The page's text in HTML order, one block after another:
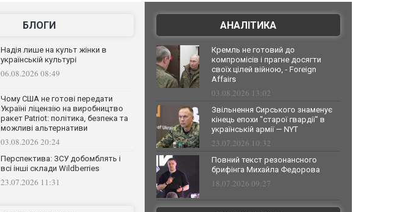
БЛОГИ
Надія лише на культ жінки в
українській культурі
06.08.2026 08:49
Чому США не готові передати
Україні ліцензію на виробництво
ракет Patriot: політика, безпека та
можливі альтернативи
03.08.2026 20:24
Перспектива: ЗСУ добомблять і
всі інші склади Wildberries
23.07.2026 11:31
АНАЛІТИКА
Кремль не готовий до
компромісів і прагне досягти
своїх цілей війною, - Foreign
Affairs
03.08.2026 13:02
Звільнення Сирського знаменує
кінець епохи "старої гвардії" в
українській армії — NYT
23.07.2026 10:32
Повний текст резонансного
брифінга Михайла Федорова
18.07.2026 09:27